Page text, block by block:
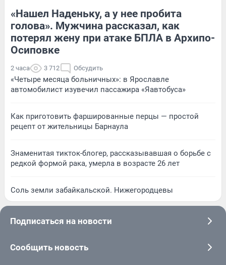
«Нашел Наденьку, а у нее пробита
голова». Мужчина рассказал, как
потерял жену при атаке БПЛА в Архипо-
Осиповке
2 часа 3 712 Обсудить
«Четыре месяца больничных»: в Ярославле
автомобилист изувечил пассажира «Яавтобуса»
Как приготовить фаршированные перцы — простой
рецепт от жительницы Барнаула
Знаменитая тикток-блогер, рассказывавшая о борьбе с
редкой формой рака, умерла в возрасте 26 лет
Соль земли забайкальской. Нижегородцевы
Подписаться на новости
Сообщить новость